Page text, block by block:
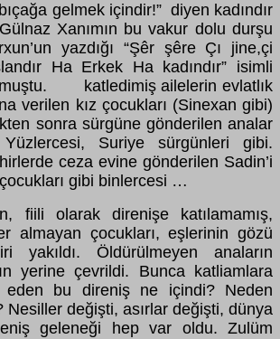
gelmek içindir!” diyen kadındır
Xanımın bu vakur dolu durşu
yazdığı “Şêr şêre Çı jine,çi
Ha Erkek Ha kadındır” isimli
katledimiş ailelerin evlatlık
verilen kız çocukları (Sinexan gibi)
sonra sürgüne gönderilen analar
Suriye sürgünleri gibi.
ceza evine gönderilen Sadin’i
çocukları gibi binlercesi …
fiili olarak direnişe katılamamış,
almayan çocukları, eşlerinin gözü
yakıldı. Öldürülmeyen anaların
yerine çevrildi. Bunca katliamlara
eden bu direniş ne içindi? Neden
Nesiller değişti, asırlar değişti, dünya
geleneği hep var oldu. Zulüm